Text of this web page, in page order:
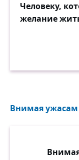
Человеку,
желание
Внимая